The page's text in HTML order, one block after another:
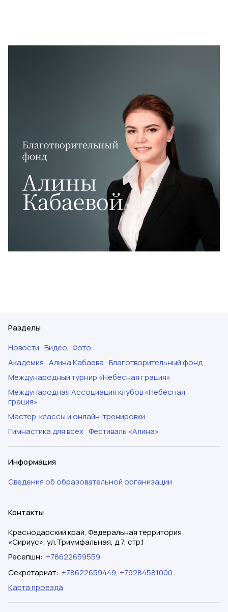
Разделы
Новости Видео Фото
Академия Алина Кабаева Благотворительный фонд
Международный турнир «Небесная грация»
Международная Ассоциация клубов «Небесная
грация»
Мастер-классы и онлайн-тренировки
Гимнастика для всех Фестиваль «Алина»
Информация
Сведения об образовательной организации
Контакты
Краснодарский край, Федеральная территория
«Сириус», ул.Триумфальная, д.7, стр.1
Ресепшн: +78622659559
Секретариат: +78622659449, +79284581000
Карта проезда